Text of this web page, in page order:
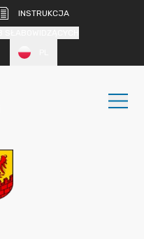
INSTRUKCJA